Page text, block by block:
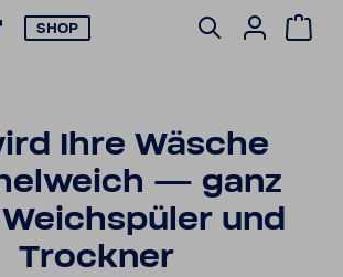
SHOP
Ihre Wäsche
— ganz
und
Trockner